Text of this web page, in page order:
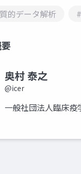
的データ解析
奥村 泰之
@icer
一般社団法人臨床